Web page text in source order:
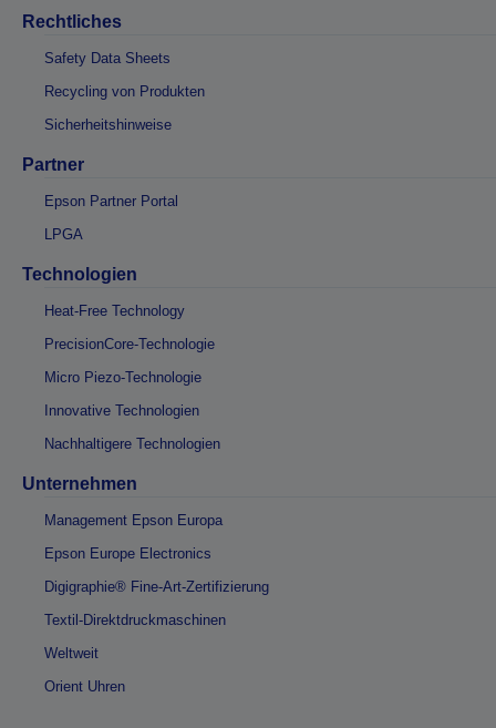
Rechtliches
Safety Data Sheets
Recycling von Produkten
Sicherheitshinweise
Partner
Epson Partner Portal
LPGA
Technologien
Heat-Free Technology
PrecisionCore-Technologie
Micro Piezo-Technologie
Innovative Technologien
Nachhaltigere Technologien
Unternehmen
Management Epson Europa
Epson Europe Electronics
Digigraphie® Fine-Art-Zertifizierung
Textil-Direktdruckmaschinen
Weltweit
Orient Uhren